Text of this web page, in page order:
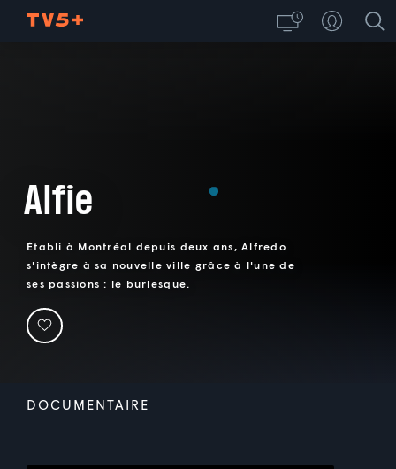
Alfie
Établi à Montréal depuis deux ans, Alfredo
s'intègre à sa nouvelle ville grâce à l'une de
ses passions : le burlesque.
DOCUMENTAIRE